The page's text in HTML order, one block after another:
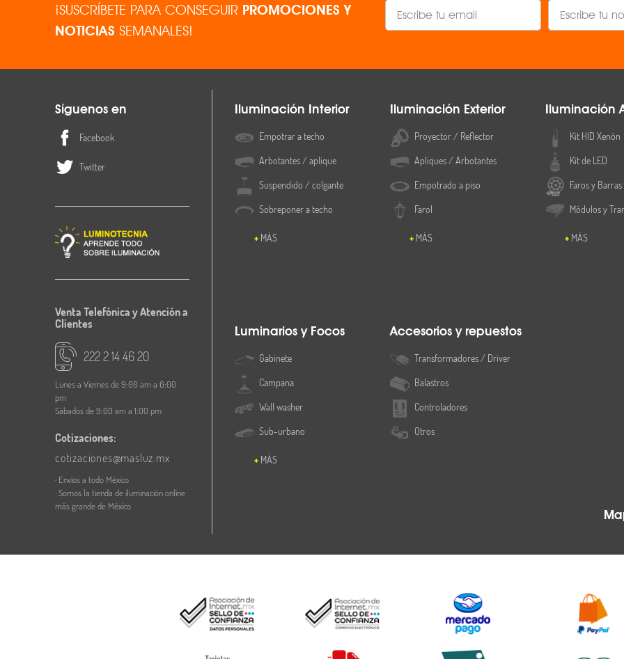
¡SUSCRÍBETE PARA CONSEGUIR PROMOCIONES Y
NOTICIAS SEMANALES!
Síguenos en
Facebook
Twitter
Venta Telefónica y Atención a
Clientes
222 2 14 46 20
Lunes a Viernes de 9:00 am a 6:00
pm
Sábados de 9:00 am a 1:00 pm
Cotizaciones:
cotizaciones@masluz.mx
· Envíos a todo México
· Somos la tienda de iluminación online
más grande de México
Iluminación Interior
Empotrar a techo
Arbotantes / aplique
Suspendido / colgante
Sobreponer a techo
MÁS
Iluminación Exterior
Proyector / Reflector
Apliques / Arbotantes
Empotrado a piso
Farol
MÁS
Iluminación
Kit HID Xenón
Kit de LED
Faros y Barras
Módulos y
MÁS
Luminarios y Focos
Gabinete
Campana
Wall washer
Sub-urbano
MÁS
Accesorios y repuestos
Transformadores / Driver
Balastros
Controladores
Otros